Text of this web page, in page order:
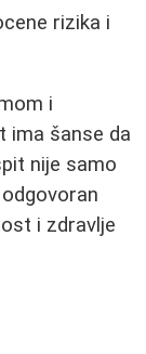
rizika i
i
ima šanse da
nije samo
i zdravlje